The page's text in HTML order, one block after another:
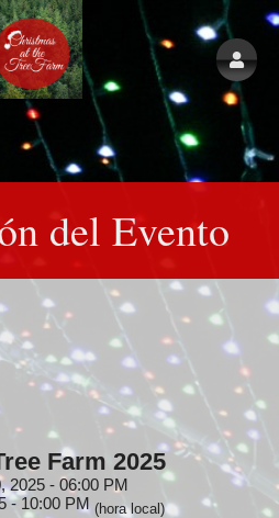
del Evento
Farm 2025
2025 - 06:00 PM
- 10:00 PM (hora local)